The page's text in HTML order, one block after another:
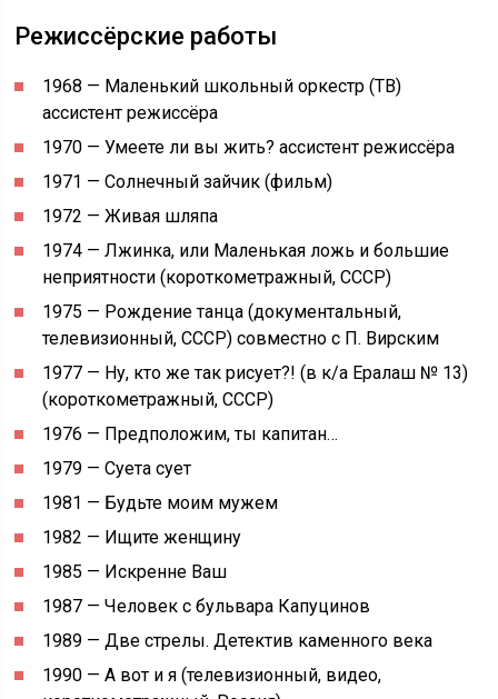
Режиссёрские работы
1968 — Маленький школьный оркестр (ТВ)
ассистент режиссёра
1970 — Умеете ли вы жить? ассистент режиссёра
1971 — Солнечный зайчик (фильм)
1972 — Живая шляпа
1974 — Лжинка, или Маленькая ложь и большие
неприятности (короткометражный, СССР)
1975 — Рождение танца (документальный,
телевизионный, СССР) совместно с П. Вирским
1977 — Ну, кто же так рисует?! (в к/а Ералаш № 13)
(короткометражный, СССР)
1976 — Предположим, ты капитан…
1979 — Суета сует
1981 — Будьте моим мужем
1982 — Ищите женщину
1985 — Искренне Ваш
1987 — Человек с бульвара Капуцинов
1989 — Две стрелы. Детектив каменного века
1990 — А вот и я (телевизионный, видео,